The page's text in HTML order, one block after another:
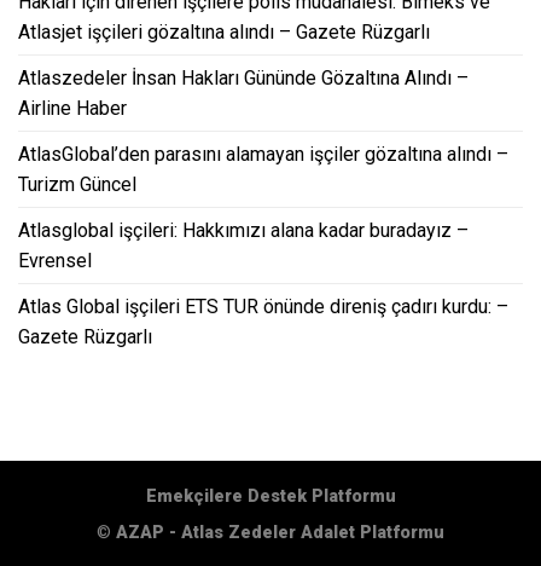
Atlasjet işçileri gözaltına alındı – Gazete Rüzgarlı
Atlaszedeler İnsan Hakları Gününde Gözaltına Alındı –
Airline Haber
AtlasGlobal’den parasını alamayan işçiler gözaltına alındı –
Turizm Güncel
Atlasglobal işçileri: Hakkımızı alana kadar buradayız –
Evrensel
Atlas Global işçileri ETS TUR önünde direniş çadırı kurdu: –
Gazete Rüzgarlı
Emekçilere Destek Platformu
© AZAP - Atlas Zedeler Adalet Platformu